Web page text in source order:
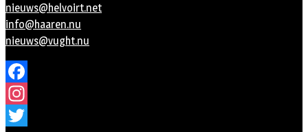
nieuws@helvoirt.net
info@haaren.nu
nieuws@vught.nu
Facebook
Instagram